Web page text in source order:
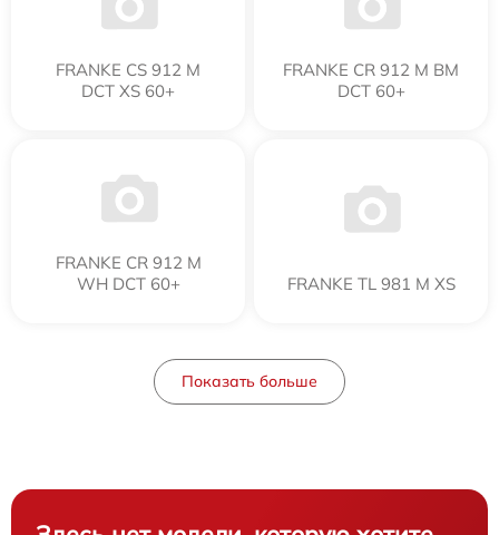
FRANKE CS 912 M
DCT XS 60+
FRANKE CR 912 M BM
DCT 60+
FRANKE CR 912 M
WH DCT 60+
FRANKE TL 981 M XS
Показать больше